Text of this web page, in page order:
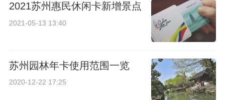
2021苏州惠民休闲卡新增景点
2021-05-13 13:40
苏州园林年卡使用范围一览
2020-12-22 17:25